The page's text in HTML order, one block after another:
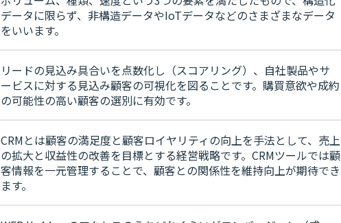
データに限らず、非構造データやIoTデータなどのさまざまなデータ
をいいます。
リードの見込み具合いを点数化し（スコアリング）、自社製品やサ
ービスに対する見込み顧客の可視化を図ることです。購買意欲や成約
の可能性の高い顧客の選別に有効です。
CRMとは顧客の満足度と顧客ロイヤリティの向上を手法として、売上
の拡大と収益性の改善を目標とする経営戦略です。CRMツールでは顧
客情報を一元管理することで、顧客との関係性を維持向上が期待でき
ます。